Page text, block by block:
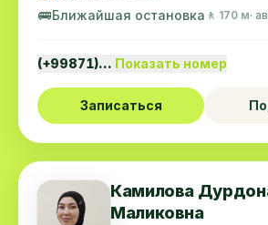
🚌Ближайшая остановка 🚶 170 м·
(+99871)… Показать номер
Записаться
Камилова
Маликовна